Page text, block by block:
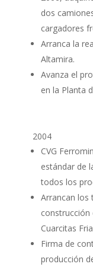
dos
cargadores
Arranca la
Altamira.
Avanza el
en la Planta
2004
CVG
estándar de
todos los
Arrancan los
construcción
Cuarcitas
Firma de
producción